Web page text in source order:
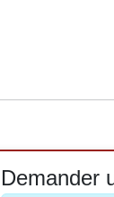
Demander